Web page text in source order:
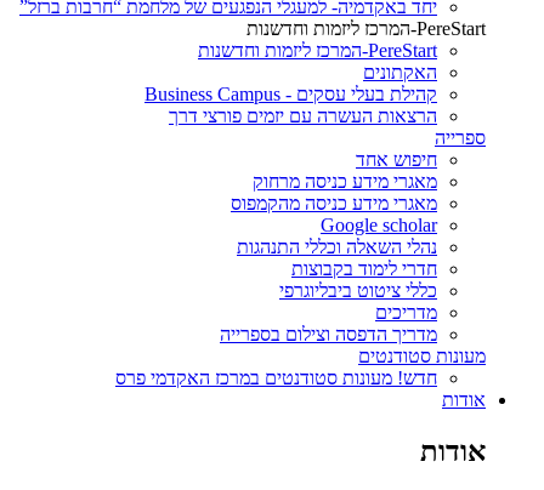
יחד באקדמיה- למעגלי הנפגעים של מלחמת “חרבות ברזל”
PereStart-המרכז ליזמות וחדשנות
PereStart-המרכז ליזמות וחדשנות
האקתונים
קהילת בעלי עסקים - Business Campus
הרצאות העשרה עם יזמים פורצי דרך
ספרייה
חיפוש אחד
מאגרי מידע כניסה מרחוק
מאגרי מידע כניסה מהקמפוס
Google scholar
נהלי השאלה וכללי התנהגות
חדרי לימוד בקבוצות
כללי ציטוט ביבליוגרפי
מדריכים
מדריך הדפסה וצילום בספרייה
מעונות סטודנטים
חדש! מעונות סטודנטים במרכז האקדמי פרס
אודות
אודות